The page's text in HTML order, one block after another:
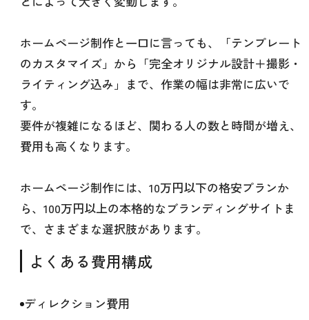
ホームページ制作と一口に言っても、「テンプレート
のカスタマイズ」から「完全オリジナル設計＋撮影・
ライティング込み」まで、作業の幅は非常に広いで
す。
要件が複雑になるほど、関わる人の数と時間が増え、
費用も高くなります。
ホームページ制作には、10万円以下の格安プランか
ら、100万円以上の本格的なブランディングサイトま
で、さまざまな選択肢があります。
よくある費用構成
ディレクション費用